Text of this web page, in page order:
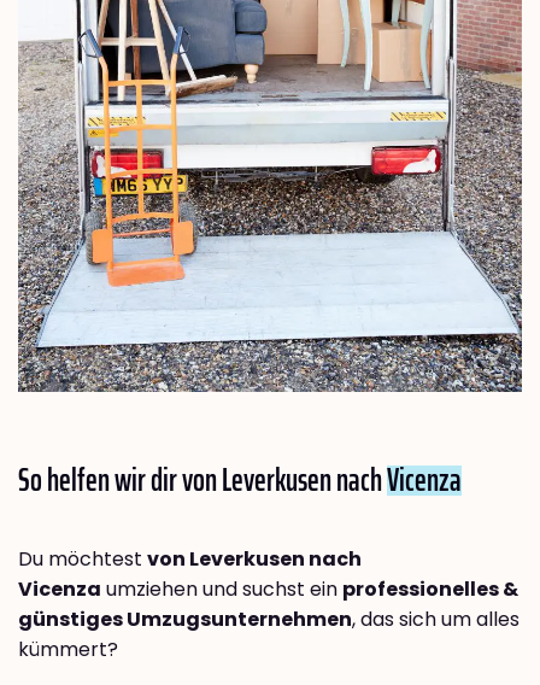
So helfen wir dir von Leverkusen nachVicenza
Du möchtest von Leverkusen nach
Vicenza umziehen und suchst ein professionelles &
günstiges Umzugsunternehmen, das sich um alles
kümmert?